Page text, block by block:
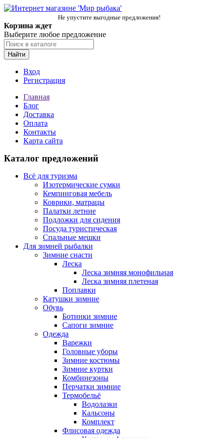
Не упустите выгодные предложения!
Корзина ждет
Выберите любое предложение
Найти
Вход
Регистрация
Главная
Блог
Доставка
Оплата
Контакты
Карта сайта
Каталог предложений
Всё для туризма
Изотермические сумки
Кемпинговая мебель
Коврики, матрацы
Палатки летние
Подложки для сидения
Посуда туристическая
Спальные мешки
Для зимней рыбалки
Зимние снасти
Леска
Леска зимняя монофильная
Леска зимняя плетеная
Поплавки
Катушки зимние
Обувь
Ботинки зимние
Сапоги зимние
Одежда
Варежки
Головные уборы
Зимние костюмы
Зимние куртки
Комбинезоны
Перчатки зимние
Термобельё
Водолазки
Кальсоны
Комплект
Флисовая одежда